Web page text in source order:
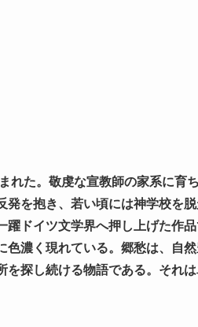
れた。敬虔な宣教師の家系に育
を抱き、若い頃には神学校を
ドイツ文学界へ押し上げた作
濃く現れている。郷愁は、自
探し続ける物語である。それ